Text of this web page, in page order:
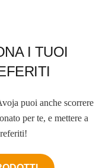
I TUOI
puoi anche scorrere
per te, e mettere a